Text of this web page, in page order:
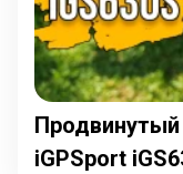
iGPSport